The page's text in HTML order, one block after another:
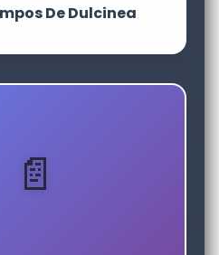
De Dulcinea